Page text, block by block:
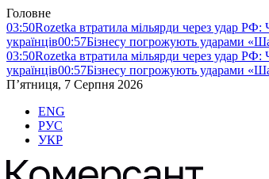
Головне
03:50Rozetka втратила мільярди через удар РФ:
українців00:57Бізнесу погрожують ударами
03:50Rozetka втратила мільярди через удар РФ:
українців00:57Бізнесу погрожують ударами
П’ятниця, 7 Серпня 2026
ENG
РУС
УКР